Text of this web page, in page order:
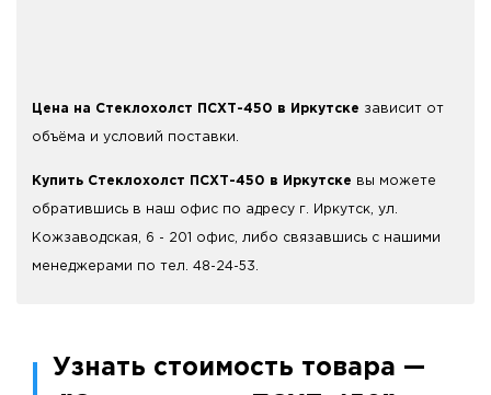
Цена на Стеклохолст ПСХТ-450 в Иркутске зависит от
объёма и условий поставки.
Купить Стеклохолст ПСХТ-450 в Иркутске вы можете
обратившись в наш офис по адресу г. Иркутск, ул.
Кожзаводская, 6 - 201 офис, либо связавшись с нашими
менеджерами по тел. 48-24-53.
Узнать стоимость товара —